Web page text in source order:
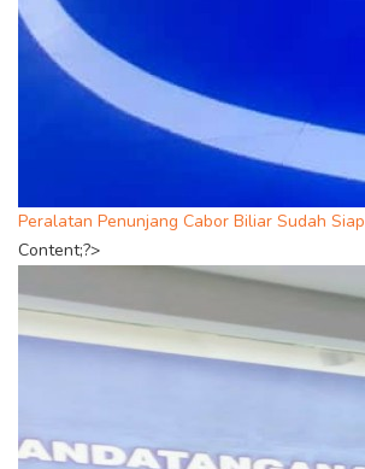
Peralatan Penunjang Cabor Biliar Sudah Siap
Content;?>